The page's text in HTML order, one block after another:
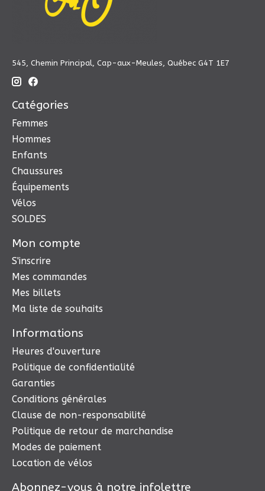
545, Chemin Principal, Cap-aux-Meules, Québec G4T 1E7
Catégories
Femmes
Hommes
Enfants
Chaussures
Équipements
Vélos
SOLDES
Mon compte
S'inscrire
Mes commandes
Mes billets
Ma liste de souhaits
Informations
Heures d'ouverture
Politique de confidentialité
Garanties
Conditions générales
Clause de non-responsabilité
Politique de retour de marchandise
Modes de paiement
Location de vélos
Abonnez-vous à notre infolettre